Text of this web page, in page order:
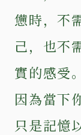
憊時，不
己，也不
實的感受。
因為當下
只是記憶